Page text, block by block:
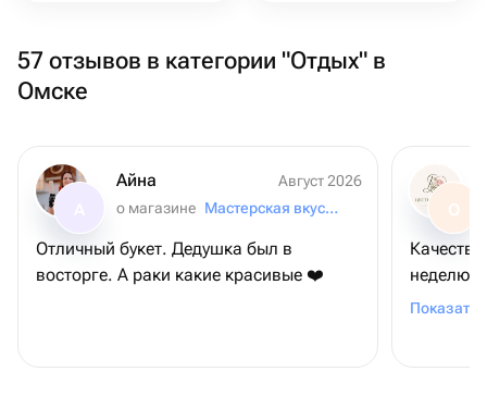
57 отзывов в категории "Отдых" в
Омске
Айна
Август 2026
о магазине
Мастерская вкусных подарков
Отличный букет. Дедушка был в
восторге. А раки какие красивые ❤️
О
неделю!
до сих
Показать